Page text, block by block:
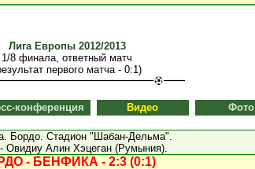
Лига Европы 2012/2013
1/8 финала, ответный матч
первого матча - 0:1)
конференция Видео Фото
Бордо. Стадион "Шабан-Дельма".
Овидиу Алин Хэцеган (Румыния).
- БЕНФИКА - 2:3 (0:1)